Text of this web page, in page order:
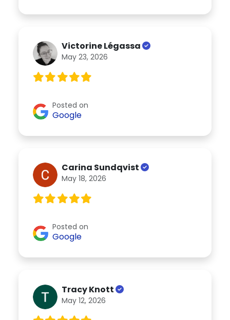
Victorine Légassa
May 23, 2026
Posted on
Google
Carina Sundqvist
May 18, 2026
Posted on
Google
Tracy Knott
May 12, 2026